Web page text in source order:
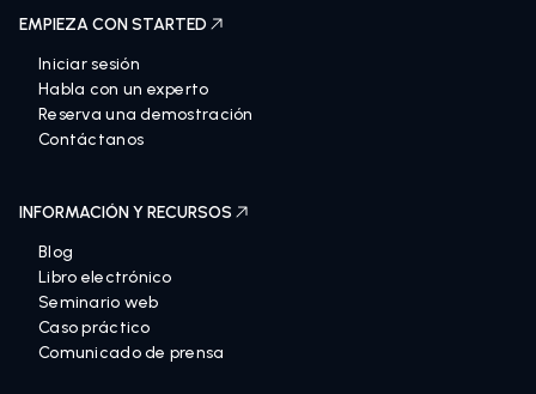
EMPIEZA CON STARTED
Iniciar sesión
Habla con un experto
Reserva una demostración
Contáctanos
INFORMACIÓN Y RECURSOS
Blog
Libro electrónico
Seminario web
Caso práctico
Comunicado de prensa